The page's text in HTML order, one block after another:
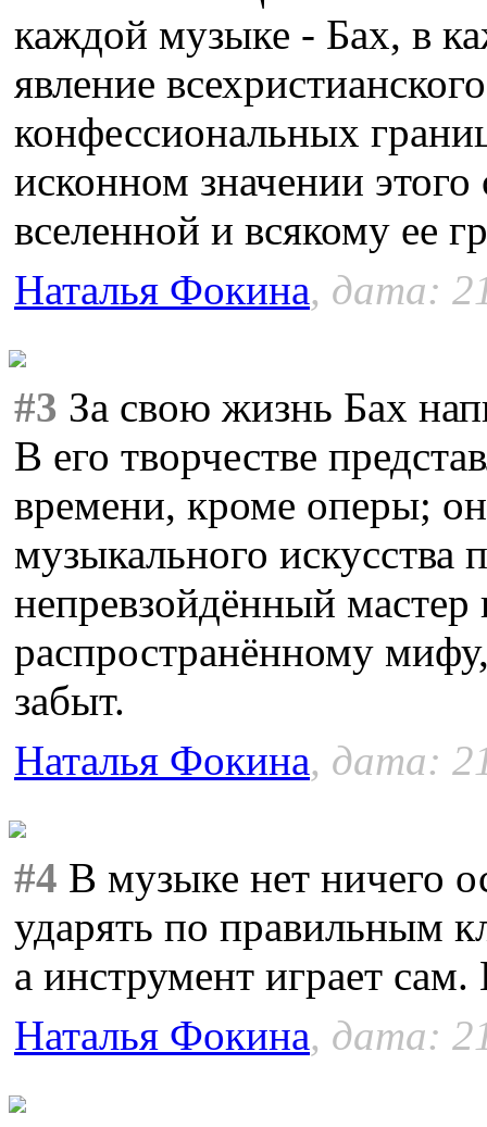
каждой музыке - Бах, в
явление
конфессиональных
исконном значении
вселенной и всякому ее
Наталья Фокина, дата:
#3 За свою жизнь Бах
В его творчестве
времени, кроме оперы;
музыкального
непревзойдённый
распространённому
забыт.
Наталья Фокина, дата:
#4 В музыке нет ничего
ударять по правильным
а инструмент играет
Наталья Фокина, дата: